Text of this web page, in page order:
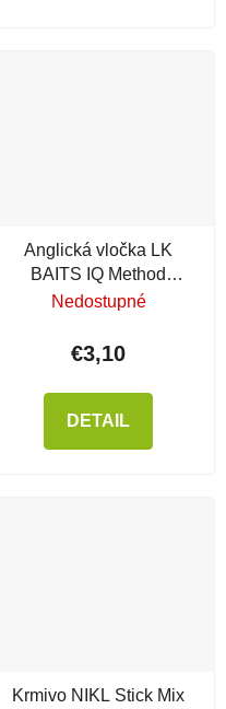
Anglická vločka LK
BAITS IQ Method
Feeder, žltá, 500 g
Nedostupné
€3,10
DETAIL
Krmivo NIKL Stick Mix